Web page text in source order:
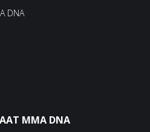
MMA DNA